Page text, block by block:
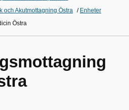
och Akutmottagning Östra / Enheter
Östra